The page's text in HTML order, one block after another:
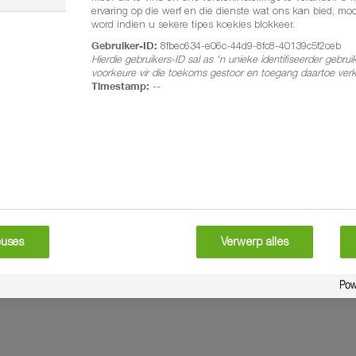
ervaring op die werf en die dienste wat ons kan bied,
word indien u sekere tipes koekies blokkeer.
Gebruiker-ID: 8fbec634-e06c-44d9-8fc8-40139c5f2ceb
Hierdie gebruikers-ID sal as 'n unieke identifiseerder
voorkeure vir die toekoms gestoor en toegang daartoe
Timestamp: --
Verwerp alles